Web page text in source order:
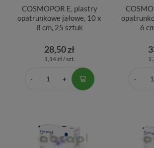
COSMOPOR E, plastry
opatrunkowe jałowe, 10 x
8 cm, 25 sztuk
28,50 zł
1,14 zł / szt.
6